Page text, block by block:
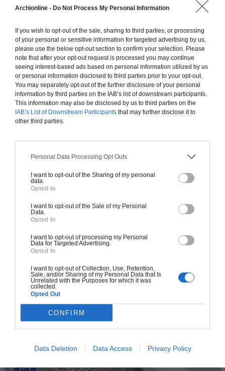
Archionline - Do Not Process My Personal Information
If you wish to opt-out of the sale, sharing to third parties, or processing
of your personal or sensitive information for targeted advertising by us,
please use the below opt-out section to confirm your selection. Please
note that after your opt-out request is processed you may continue
seeing interest-based ads based on personal information utilized by us
or personal information disclosed to third parties prior to your opt-out.
You may separately opt-out of the further disclosure of your personal
information by third parties on the IAB’s list of downstream participants.
This information may also be disclosed by us to third parties on the
IAB’s List of Downstream Participants that may further disclose it to
other third parties.
Personal Data Processing Opt Outs
I want to opt-out of the Sharing of my personal
data.
Opted In
I want to opt-out of the Sale of my Personal
Data.
Opted In
I want to opt-out of processing my Personal
Data for Targeted Advertising.
Opted In
I want to opt-out of Collection, Use, Retention,
Sale, and/or Sharing of my Personal Data that Is
Unrelated with the Purposes for which it was
collected.
Opted Out
CONFIRM
Data Deletion Data Access Privacy Policy
Idées relooking chambre
Envie de changement de déco dans votre chambre à coucher ?
Il suffit de pas grand chose pour renouveler l’atmosphè(...)
Exemple de rénovation de maison
La rénovation est la solution pour mettre au goût du jour
votre habitation sans se ruiner. Chez Archionline, nous
sommes(...)